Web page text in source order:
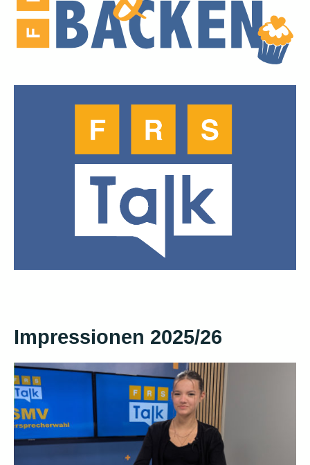
Impressionen 2025/26